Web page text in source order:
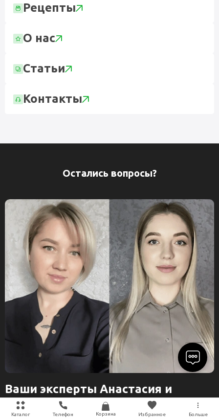
Каталог Телефон Корзина Избранное Больше
Рецепты
О нас
Статьи
Контакты
Остались вопросы?
Ваши эксперты Анастасия и
Марьяна